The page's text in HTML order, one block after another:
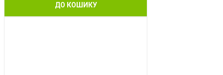
ДО КОШИКУ